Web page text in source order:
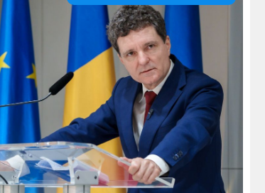
Adaugă aici textul
pentru
subtitluAdaugă aici
textul pentru
subtitluAdaugă aici
textul pentru
subtitluAdaugă aici
textul pentru subti